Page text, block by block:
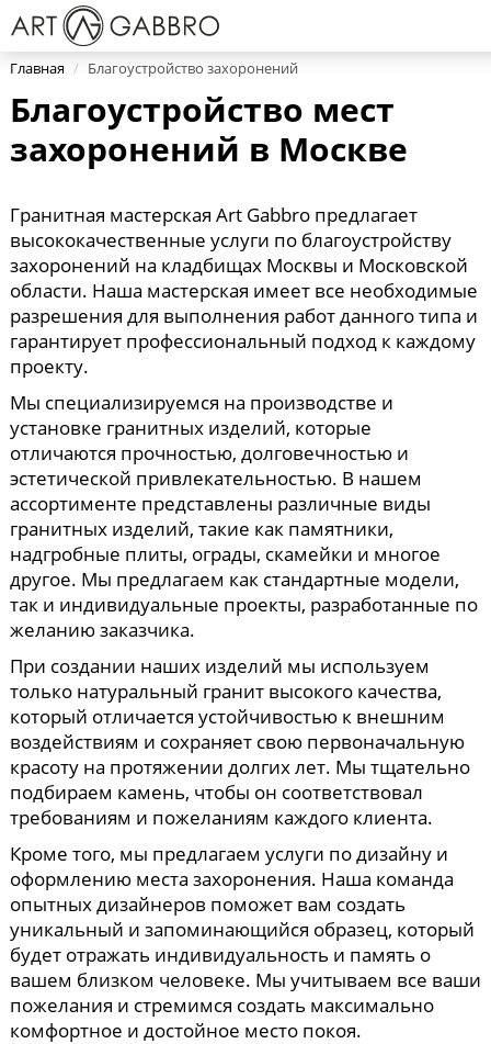
Главная / Благоустройство захоронений
Благоустройство мест
захоронений в Москве
Гранитная мастерская Art Gabbro предлагает
высококачественные услуги по благоустройству
захоронений на кладбищах Москвы и Московской
области. Наша мастерская имеет все необходимые
разрешения для выполнения работ данного типа и
гарантирует профессиональный подход к каждому
проекту.
Мы специализируемся на производстве и
установке гранитных изделий, которые
отличаются прочностью, долговечностью и
эстетической привлекательностью. В нашем
ассортименте представлены различные виды
гранитных изделий, такие как памятники,
надгробные плиты, ограды, скамейки и многое
другое. Мы предлагаем как стандартные модели,
так и индивидуальные проекты, разработанные по
желанию заказчика.
При создании наших изделий мы используем
только натуральный гранит высокого качества,
который отличается устойчивостью к внешним
воздействиям и сохраняет свою первоначальную
красоту на протяжении долгих лет. Мы тщательно
подбираем камень, чтобы он соответствовал
требованиям и пожеланиям каждого клиента.
Кроме того, мы предлагаем услуги по дизайну и
оформлению места захоронения. Наша команда
опытных дизайнеров поможет вам создать
уникальный и запоминающийся образец, который
будет отражать индивидуальность и память о
вашем близком человеке. Мы учитываем все ваши
пожелания и стремимся создать максимально
комфортное и достойное место покоя.